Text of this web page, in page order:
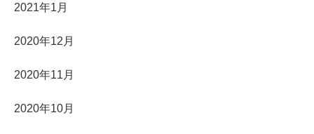
2021年1月
2020年12月
2020年11月
2020年10月